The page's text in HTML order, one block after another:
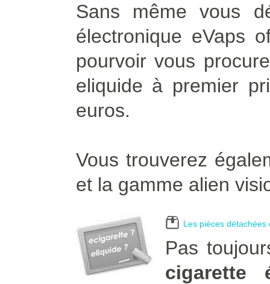
Sans même vous
électronique eVaps
pourvoir vous
eliquide à premier
euros.
Vous trouverez
et la gamme alien
Les pièces détachées
Pas
cigarette